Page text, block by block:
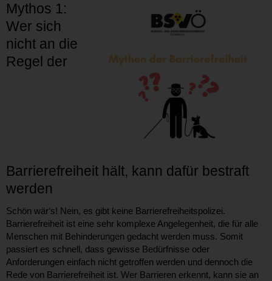
Mythos 1:
Wer sich
nicht an die
Regel der
Barrierefreiheit hält, kann dafür bestraft
werden
Schön wär‘s! Nein, es gibt keine Barrierefreiheitspolizei.
Barrierefreiheit ist eine sehr komplexe Angelegenheit, die für alle
Menschen mit Behinderungen gedacht werden muss. Somit
passiert es schnell, dass gewisse Bedürfnisse oder
Anforderungen einfach nicht getroffen werden und dennoch die
Rede von Barrierefreiheit ist. Wer Barrieren erkennt, kann sie an